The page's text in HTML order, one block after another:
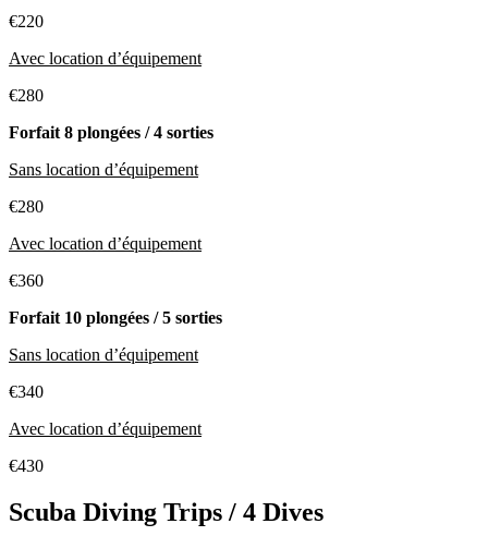
€220
Avec location d’équipement
€280
Forfait 8 plongées / 4 sorties
Sans location d’équipement
€280
Avec location d’équipement
€360
Forfait 10 plongées / 5 sorties
Sans location d’équipement
€340
Avec location d’équipement
€430
Scuba Diving Trips / 4 Dives